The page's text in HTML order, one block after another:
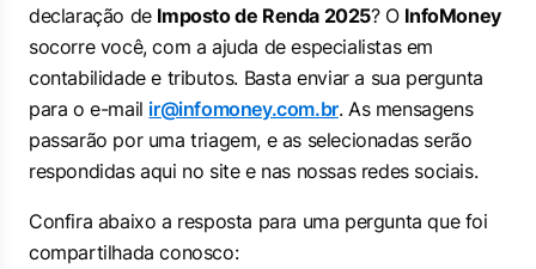
declaração de Imposto de Renda 2025? O InfoMoney
socorre você, com a ajuda de especialistas em
contabilidade e tributos. Basta enviar a sua pergunta
para o e-mail ir@infomoney.com.br. As mensagens
passarão por uma triagem, e as selecionadas serão
respondidas aqui no site e nas nossas redes sociais.
Confira abaixo a resposta para uma pergunta que foi
compartilhada conosco: